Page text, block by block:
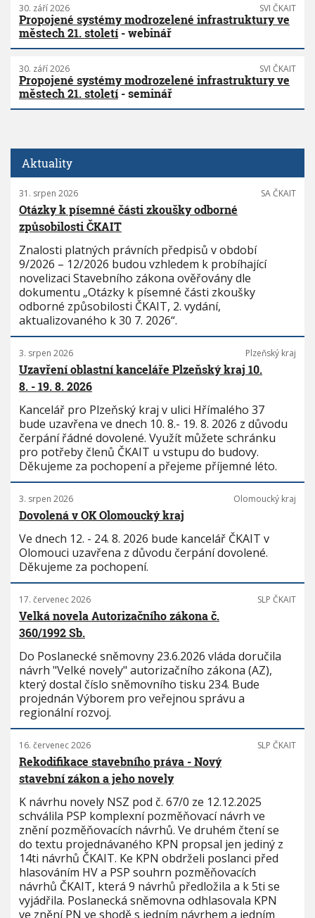
30. září 2026 SVI ČKAIT
Propojené systémy modrozelené infrastruktury ve
městech 21. století - webinář
30. září 2026 SVI ČKAIT
Propojené systémy modrozelené infrastruktury ve
městech 21. století - seminář
Aktuality
31. srpen 2026 SA ČKAIT
Otázky k písemné části zkoušky odborné
způsobilosti ČKAIT
Znalosti platných právních předpisů v období
9/2026 – 12/2026 budou vzhledem k probíhající
novelizaci Stavebního zákona ověřovány dle
dokumentu „Otázky k písemné části zkoušky
odborné způsobilosti ČKAIT, 2. vydání,
aktualizovaného k 30 7. 2026“.
3. srpen 2026 Plzeňský kraj
Uzavření oblastní kanceláře Plzeňský kraj 10.
8. - 19. 8. 2026
Kancelář pro Plzeňský kraj v ulici Hřímalého 37
bude uzavřena ve dnech 10. 8.- 19. 8. 2026 z důvodu
čerpání řádné dovolené. Využít můžete schránku
pro potřeby členů ČKAIT u vstupu do budovy.
Děkujeme za pochopení a přejeme příjemné léto.
3. srpen 2026 Olomoucký kraj
Dovolená v OK Olomoucký kraj
Ve dnech 12. - 24. 8. 2026 bude kancelář ČKAIT v
Olomouci uzavřena z důvodu čerpání dovolené.
Děkujeme za pochopení.
17. červenec 2026 SLP ČKAIT
Velká novela Autorizačního zákona č.
360/1992 Sb.
Do Poslanecké sněmovny 23.6.2026 vláda doručila
návrh "Velké novely" autorizačního zákona (AZ),
který dostal číslo sněmovního tisku 234. Bude
projednán Výborem pro veřejnou správu a
regionální rozvoj.
16. červenec 2026 SLP ČKAIT
Rekodifikace stavebního práva - Nový
stavební zákon a jeho novely
K návrhu novely NSZ pod č. 67/0 ze 12.12.2025
schválila PSP komplexní pozměňovací návrh ve
znění pozměňovacích návrhů. Ve druhém čtení se
do textu projednávaného KPN propsal jen jediný z
14ti návrhů ČKAIT. Ke KPN obdrželi poslanci před
hlasováním HV a PSP souhrn pozměňovacích
návrhů ČKAIT, která 9 návrhů předložila a k 5ti se
vyjádřila. Poslanecká sněmovna odhlasovala KPN
ve znění PN ve shodě s jedním návrhem a jedním